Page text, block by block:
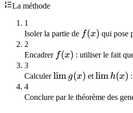
f(x)
\leq
h(x)
La méthode
1
Isoler la partie de f(x)
f(x) qui pose
2
Encadrer f(x)
f(x) : utiliser le fait
3
Calculer\lim
lim g(x) et \lim
lim h(x)
4
Conclure par le théorème des